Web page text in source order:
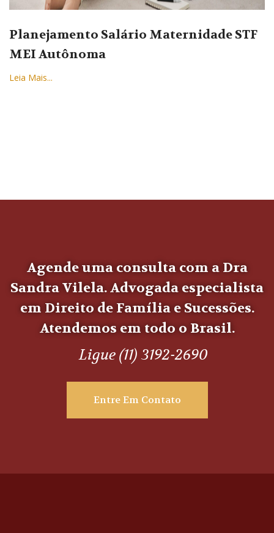
Planejamento Salário Maternidade STF
MEI Autônoma
Leia Mais...
Agende uma consulta com a Dra
Sandra Vilela. Advogada especialista
em Direito de Família e Sucessões.
Atendemos em todo o Brasil.
Ligue (11) 3192-2690
Entre Em Contato